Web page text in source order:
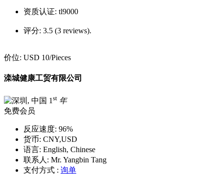
资质认证: tl9000
评分: 3.5 (3 reviews).
价位: USD 10/Pieces
滦城健康工贸有限公司
1 st 年
免费会员
反应速度: 96%
货币: CNY,USD
语言: English, Chinese
联系人: Mr. Yangbin Tang
支付方式 : 询单